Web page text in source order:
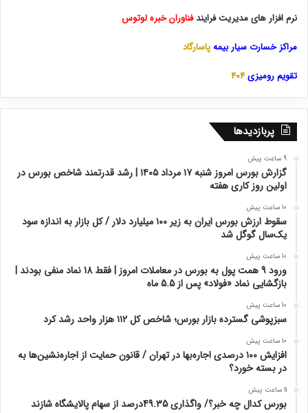
نرم افزار های مدیریت فرایندفناوران خبره لوتوس
مراکز خسارت سیار بیمهپاسارگاد
تقویم رومیزی404
پربازدیدها
9 ساعت پیش
گزارش بورس امروز شنبه ۱۷ مرداد ۱۴۰۵ | رشد قدرتمند شاخص بورس در
اولین روز کاری هفته
10 ساعت پیش
سقوط ارزش بورس ایران به زیر ۱۰۰ میلیارد دلار / کل بازار به اندازه سود
یک‌سال گوگل شد
10 ساعت پیش
ورود 9 همت پول به بورس در معاملات امروز | فقط 18 نماد منفی بودند |
بازگشایی نماد «فولاد» پس از 5.5 ماه
10 ساعت پیش
سبزپوشی گسترده بازار بورس؛ شاخص کل ۱۱۲ هزار واحد رشد کرد
10 ساعت پیش
افزایش ۱۰۰ درصدی اجاره‌بها در تهران / قانون حمایت از اجاره‌نشین‌ها به
در بسته خورد؟
11 ساعت پیش
بورس کدال چه خبر؟/ واگذاری 49.35درصد از سهام پالایشگاه شازند